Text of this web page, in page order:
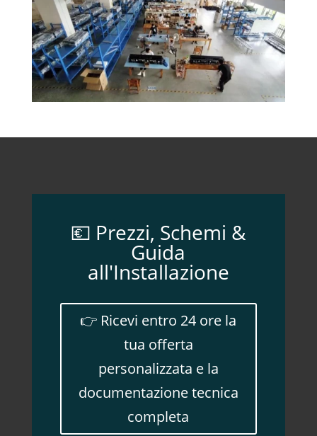
💶 Prezzi, Schemi &
Guida
all'Installazione
👉 Ricevi entro 24 ore la
tua offerta
personalizzata e la
documentazione tecnica
completa